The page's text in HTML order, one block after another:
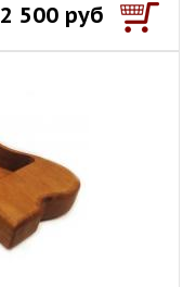
2 500 руб